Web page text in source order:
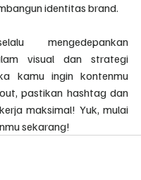
identitas brand.
mengedepankan
visual dan strategi
kamu ingin kontenmu
pastikan hashtag dan
maksimal! Yuk, mulai
sekarang!